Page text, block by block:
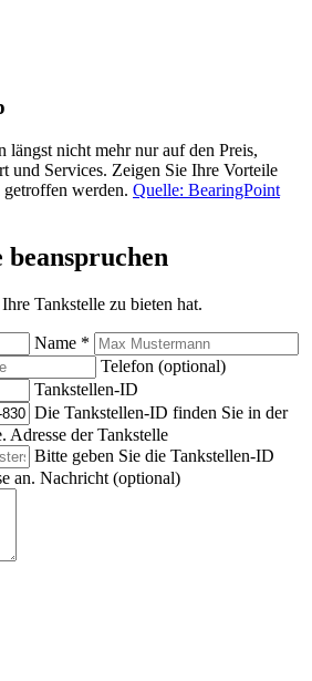
längst nicht mehr nur auf den Preis,
und Services. Zeigen Sie Ihre Vorteile
werden. Quelle: BearingPoint
beanspruchen
Tankstelle zu bieten hat.
Name *
Telefon (optional)
Tankstellen-ID
Die Tankstellen-ID finden Sie in der
Adresse der Tankstelle
Bitte geben Sie die Tankstellen-ID
an. Nachricht (optional)